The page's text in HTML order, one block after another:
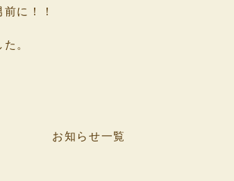
に！！
。
お知らせ一覧